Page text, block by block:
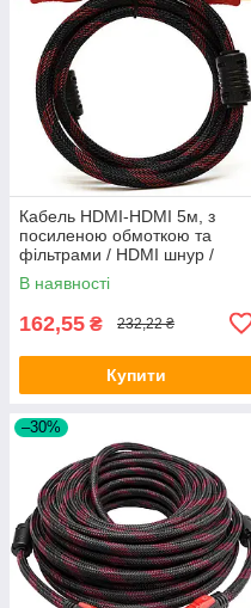
Кабель HDMI-HDMI 5м, з
посиленою обмоткою та
фільтрами / HDMI шнур /
HDMI провод від комп'ютера
до телевізора
В наявності
162,55 ₴ 232,22 ₴
Купити
–30%